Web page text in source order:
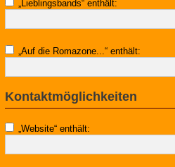
„Lieblingsbands“ enthält:
„Auf die Romazone...“ enthält:
Kontaktmöglichkeiten
„Website“ enthält: